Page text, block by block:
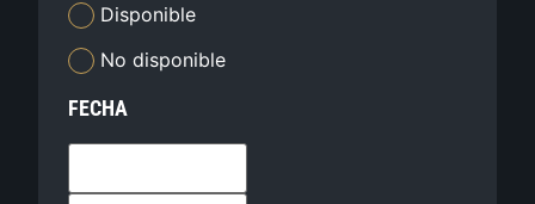
Disponible
No disponible
FECHA